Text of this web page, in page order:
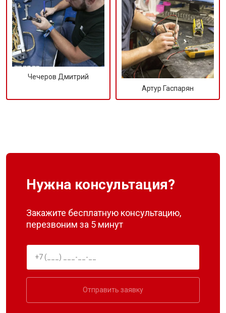
Чечеров Дмитрий
Артур Гаспарян
Нужна консультация?
Закажите бесплатную консультацию,
перезвоним за 5 минут
Отправить заявку